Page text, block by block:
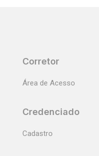
Corretor
Área de Acesso
Credenciado
Cadastro